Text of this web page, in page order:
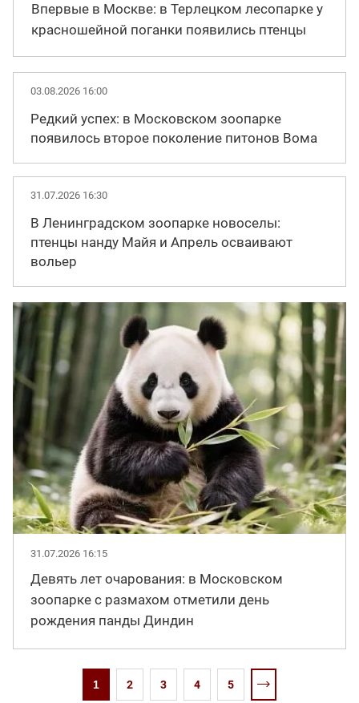
Впервые в Москве: в Терлецком лесопарке у
красношейной поганки появились птенцы
03.08.2026 16:00
Редкий успех: в Московском зоопарке
появилось второе поколение питонов Вома
31.07.2026 16:30
В Ленинградском зоопарке новоселы:
птенцы нанду Майя и Апрель осваивают
вольер
31.07.2026 16:15
Девять лет очарования: в Московском
зоопарке с размахом отметили день
рождения панды Диндин
1 2 3 4 5